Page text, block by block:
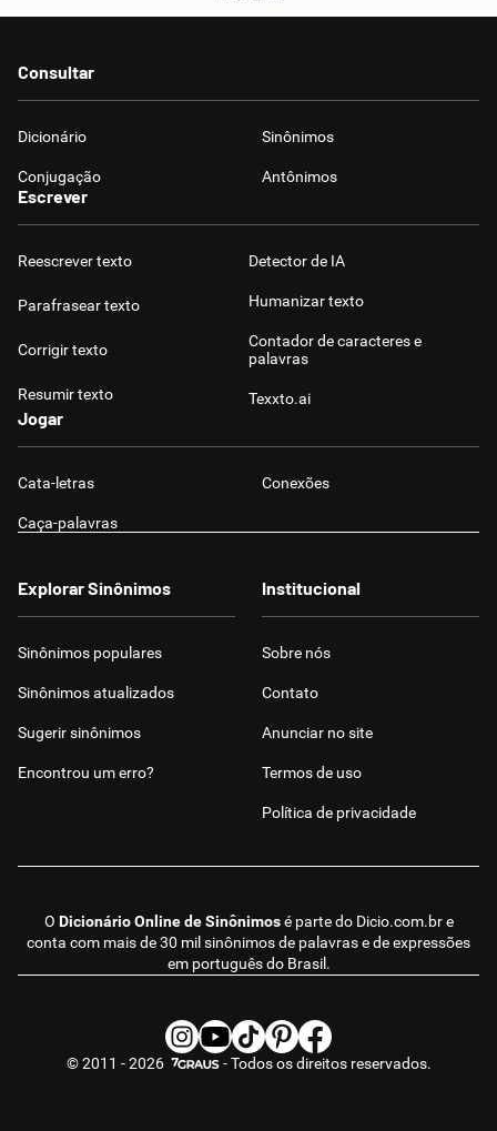
Consultar
Dicionário Sinônimos
Conjugação Antônimos
Escrever
Reescrever texto
Parafrasear texto
Corrigir texto
Resumir texto
Detector de IA
Humanizar texto
Contador de caracteres e
palavras
Texxto.ai
Jogar
Cata-letras Conexões
Caça-palavras
O Dicionário Online de Sinônimosé parte do Dicio.com.bre
conta com mais de 30 mil sinônimos de palavras e de expressões
em português do Brasil.
Explorar Sinônimos
Sinônimos populares
Sinônimos atualizados
Sugerir sinônimos
Encontrou um erro?
Institucional
Sobre nós
Contato
Anunciar no site
Termos de uso
Política de privacidade
© 2011 - 2026 - Todos os direitos reservados.